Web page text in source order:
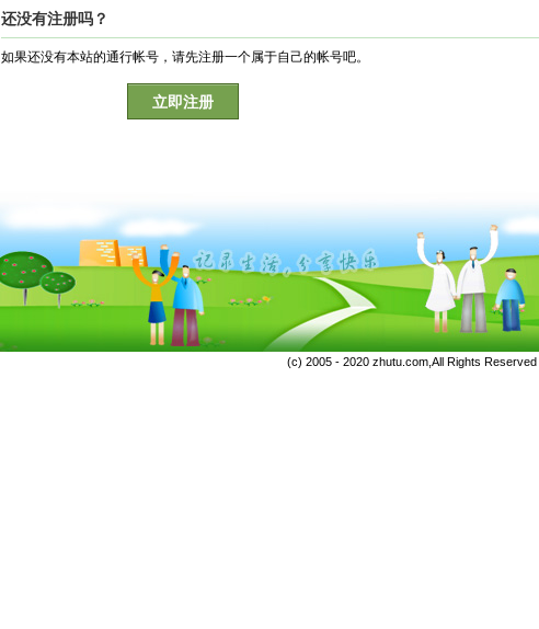
还没有注册吗？
如果还没有本站的通行帐号，请先注册一个属于自己的帐号吧。
立即注册
(c) 2005 - 2020 zhutu.com,All Rights Reserved